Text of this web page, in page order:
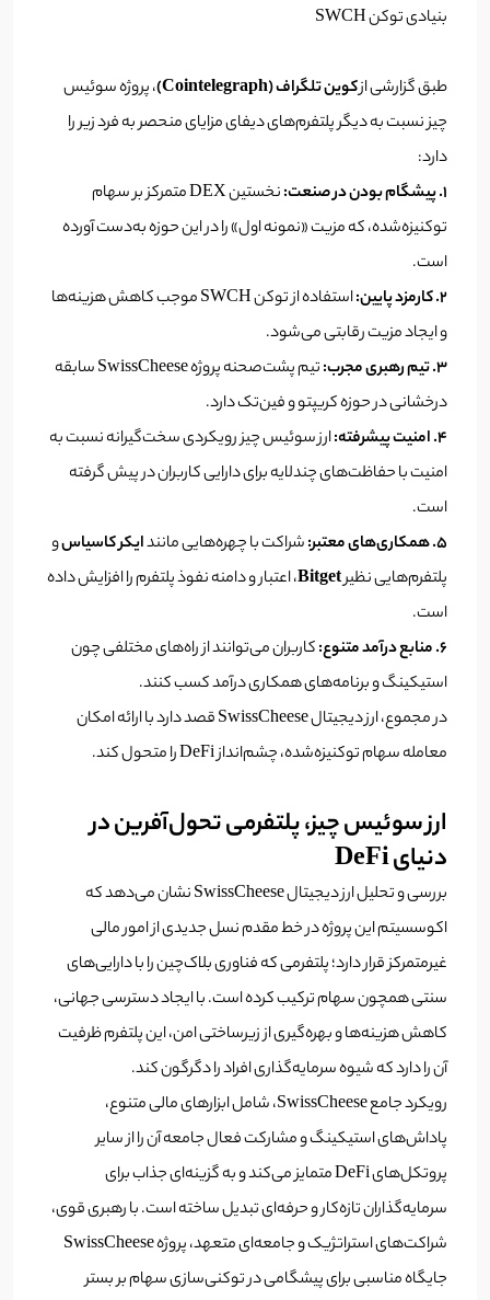
بنیادی توکن SWCH
طبق گزارشی ازکوین تلگراف (Cointelegraph)
، پروژه سوئیس
چیز نسبت به دیگر پلتفرم‌های دیفای مزایای منحصر به فرد زیر را
دارد:
۱. پیشگام بودن در صنعت:
نخستین DEX متمرکز بر سهام
توکنیزه‌شده، که مزیت «نمونه اول» را در این حوزه به‌دست آورده
است.
۲. کارمزد پایین:
استفاده از توکن SWCH موجب کاهش هزینه‌ها
و ایجاد مزیت رقابتی می‌شود.
۳. تیم رهبری مجرب:
تیم پشت‌صحنه پروژه SwissCheese سابقه
درخشانی در حوزه کریپتو و فین‌تک دارد.
۴. امنیت پیشرفته:
ارز سوئیس چیز رویکردی سخت‌گیرانه نسبت به
امنیت با حفاظت‌های چندلایه برای دارایی کاربران در پیش گرفته
است.
۵. همکاری‌های معتبر:
شراکت با چهره‌هایی مانندایکر کاسیاسو
پلتفرم‌هایی نظیرBitget، اعتبار و دامنه نفوذ پلتفرم را افزایش داده
است.
۶. منابع درآمد متنوع:
کاربران می‌توانند از راه‌های مختلفی چون
استیکینگ و برنامه‌های همکاری درآمد کسب کنند.
در مجموع، ارز دیجیتال SwissCheese قصد دارد با ارائه امکان
معامله سهام توکنیزه‌شده، چشم‌انداز DeFi را متحول کند.
ارز سوئیس چیز، پلتفرمی تحول‌آفرین در
دنیای DeFi
بررسی و تحلیل ارز دیجیتال SwissCheese نشان می‌دهد که
اکوسسیتم این پروژه در خط مقدم نسل جدیدی از امور مالی
غیرمتمرکز قرار دارد؛ پلتفرمی که فناوری بلاک‌چین را با دارایی‌های
سنتی همچون سهام ترکیب کرده است. با ایجاد دسترسی جهانی،
کاهش هزینه‌ها و بهره‌گیری از زیرساختی امن، این پلتفرم ظرفیت
آن را دارد که شیوه سرمایه‌گذاری افراد را دگرگون کند.
رویکرد جامع SwissCheese، شامل ابزارهای مالی متنوع،
پاداش‌های استیکینگ و مشارکت فعال جامعه آن را از سایر
پروتکل‌های DeFi متمایز می‌کند و به گزینه‌ای جذاب برای
سرمایه‌گذاران تازه‌کار و حرفه‌ای تبدیل ساخته است. با رهبری قوی،
شراکت‌های استراتژیک و جامعه‌ای متعهد، پروژه SwissCheese
جایگاه مناسبی برای پیشگامی در توکنی‌سازی سهام بر بستر